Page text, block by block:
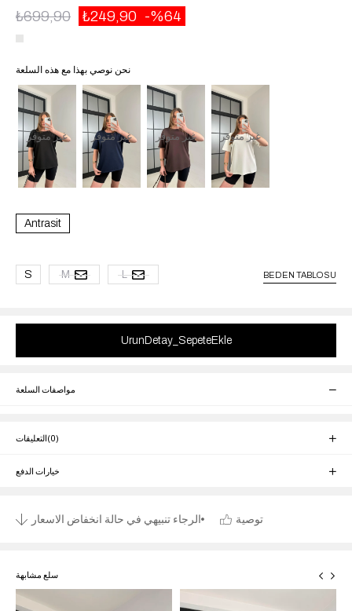
₺699,90 ₺249,90 64
نحن نوصي بهذا مع هذه السلعة
غير متوفر غير متوفر غير متوفر غير متوفر
Antrasit
S M L BEDEN TABLOSU
مواصفات السلعة
التعليقات(0)
خيارات الدفع
الرجاء تنبيهي في حالة انخفاض الاسعار توصية
سلع مشابهة